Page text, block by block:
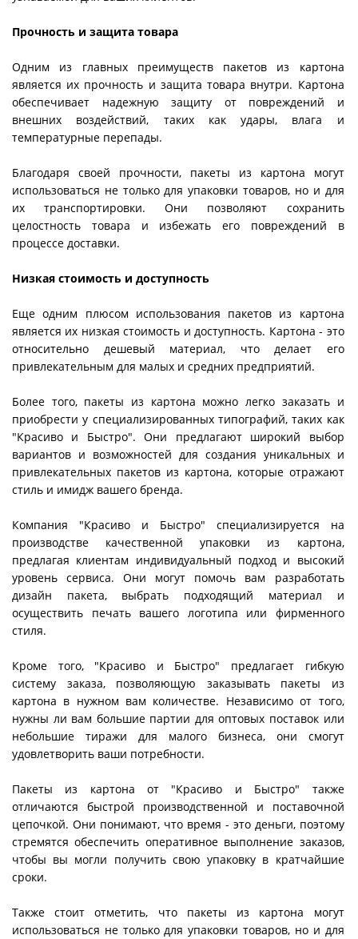
Прочность и защита товара
Одним из главных преимуществ пакетов из картона
является их прочность и защита товара внутри. Картона
обеспечивает надежную защиту от повреждений и
внешних воздействий, таких как удары, влага и
температурные перепады.
Благодаря своей прочности, пакеты из картона могут
использоваться не только для упаковки товаров, но и для
их транспортировки. Они позволяют сохранить
целостность товара и избежать его повреждений в
процессе доставки.
Низкая стоимость и доступность
Еще одним плюсом использования пакетов из картона
является их низкая стоимость и доступность. Картона - это
относительно дешевый материал, что делает его
привлекательным для малых и средних предприятий.
Более того, пакеты из картона можно легко заказать и
приобрести у специализированных типографий, таких как
"Красиво и Быстро". Они предлагают широкий выбор
вариантов и возможностей для создания уникальных и
привлекательных пакетов из картона, которые отражают
стиль и имидж вашего бренда.
Компания "Красиво и Быстро" специализируется на
производстве качественной упаковки из картона,
предлагая клиентам индивидуальный подход и высокий
уровень сервиса. Они могут помочь вам разработать
дизайн пакета, выбрать подходящий материал и
осуществить печать вашего логотипа или фирменного
стиля.
Кроме того, "Красиво и Быстро" предлагает гибкую
систему заказа, позволяющую заказывать пакеты из
картона в нужном вам количестве. Независимо от того,
нужны ли вам большие партии для оптовых поставок или
небольшие тиражи для малого бизнеса, они смогут
удовлетворить ваши потребности.
Пакеты из картона от "Красиво и Быстро" также
отличаются быстрой производственной и поставочной
цепочкой. Они понимают, что время - это деньги, поэтому
стремятся обеспечить оперативное выполнение заказов,
чтобы вы могли получить свою упаковку в кратчайшие
сроки.
Также стоит отметить, что пакеты из картона могут
использоваться не только для упаковки товаров, но и для